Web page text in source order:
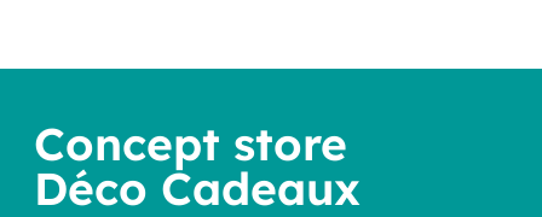
Concept store
Déco Cadeaux